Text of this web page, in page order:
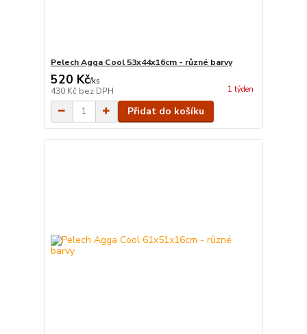
Pelech Agga Cool 53x44x16cm - různé barvy
520 Kč/ks
430 Kč bez DPH 1 týden
Přidat do košíku